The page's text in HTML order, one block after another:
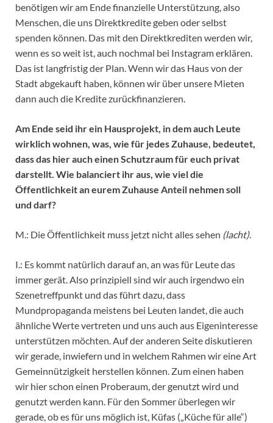
benötigen wir am Ende finanzielle Unterstützung, also
Menschen, die uns Direktkredite geben oder selbst
spenden können. Das mit den Direktkrediten werden wir,
wenn es so weit ist, auch nochmal bei Instagram erklären.
Das ist langfristig der Plan. Wenn wir das Haus von der
Stadt abgekauft haben, können wir über unsere Mieten
dann auch die Kredite zurückfinanzieren.
Am Ende seid ihr ein Hausprojekt, in dem auch Leute
wirklich wohnen, was, wie für jedes Zuhause, bedeutet,
dass das hier auch einen Schutzraum für euch privat
darstellt. Wie balanciert ihr aus, wie viel die
Öffentlichkeit an eurem Zuhause Anteil nehmen soll
und darf?
M.: Die Öffentlichkeit muss jetzt nicht alles sehen (lacht).
I.: Es kommt natürlich darauf an, an was für Leute das
immer gerät. Also prinzipiell sind wir auch irgendwo ein
Szenetreffpunkt und das führt dazu, dass
Mundpropaganda meistens bei Leuten landet, die auch
ähnliche Werte vertreten und uns auch aus Eigeninteresse
unterstützen möchten. Auf der anderen Seite diskutieren
wir gerade, inwiefern und in welchem Rahmen wir eine Art
Gemeinnützigkeit herstellen können. Zum einen haben
wir hier schon einen Proberaum, der genutzt wird und
genutzt werden kann. Für den Sommer überlegen wir
gerade, ob es für uns möglich ist, Küfas („Küche für alle“)